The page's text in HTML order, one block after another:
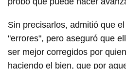
Sin precisarlos, admitió que
"errores", pero aseguró que
ser mejor corregidos por
haciendo el bien, que por